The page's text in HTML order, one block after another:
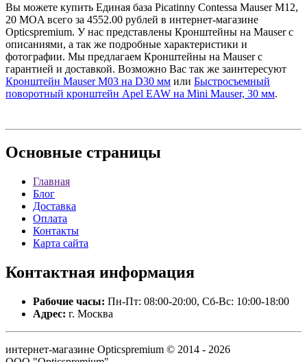
Вы можете купить Единая база Picatinny Contessa Mauser M12,
20 MOA всего за 4552.00 рублей в интернет-магазине
Opticspremium. У нас представлены Кронштейны на Mauser с
описаниями, а так же подробные характеристики и
фотографии. Мы предлагаем Кронштейны на Mauser с
гарантией и доставкой. Возможно Вас так же заинтересуют
Кронштейн Mauser M03 на D30 мм или Быстросъемный
поворотный кронштейн Apel EAW на Mini Mauser, 30 мм.
Основные страницы
Главная
Блог
Доставка
Оплата
Контакты
Карта сайта
Контактная информация
Рабочие часы: Пн-Пт: 08:00-20:00, Сб-Вс: 10:00-18:00
Адрес: г. Москва
интернет-магазине Opticspremium © 2014 - 2026